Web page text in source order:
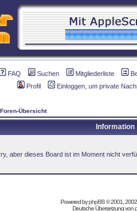
FAQ Suchen Mitgliederliste
Profil
Einloggen, um private
Übersicht
Information
aber dieses Board ist im Moment nicht
Powered byphpBB© 2001,
Deutsche Übersetzung von